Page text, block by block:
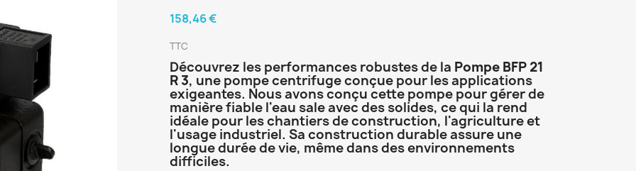
158,46 €
TTC
Découvrez les performances robustes de la Pompe BFP 21
R 3, une pompe centrifuge conçue pour les applications
exigeantes. Nous avons conçu cette pompe pour gérer de
manière fiable l'eau sale avec des solides, ce qui la rend
idéale pour les chantiers de construction, l'agriculture et
l'usage industriel. Sa construction durable assure une
longue durée de vie, même dans des environnements
difficiles.